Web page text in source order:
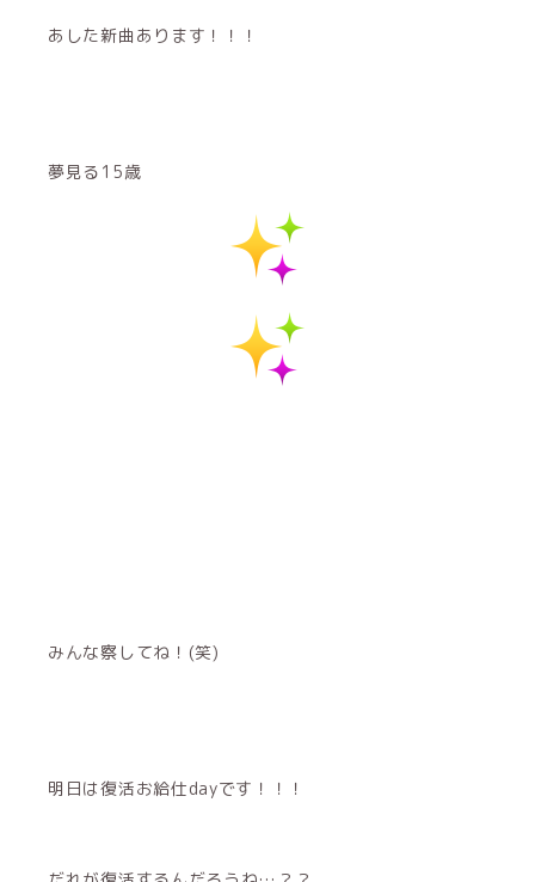
あした新曲あります！！！
夢見る15歳
みんな察してね！(笑)
明日は復活お給仕dayです！！！